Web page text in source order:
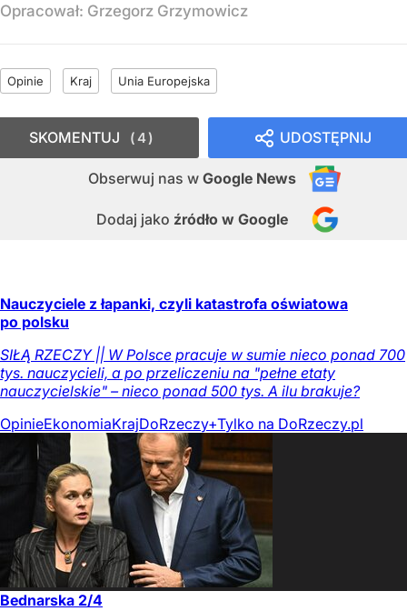
Opracował: Grzegorz Grzymowicz
Opinie Kraj Unia Europejska
UDOSTĘPNIJ
Obserwuj nas w Google News
Dodaj jako źródło w Google
SKOMENTUJ 4
Nauczyciele z łapanki, czyli katastrofa oświatowa
po polsku
SIŁĄ RZECZY || W Polsce pracuje w sumie nieco ponad 700
tys. nauczycieli, a po przeliczeniu na "pełne etaty
nauczycielskie" – nieco ponad 500 tys. A ilu brakuje?
OpinieEkonomiaKrajDoRzeczy+Tylko na DoRzeczy.pl
Bednarska 2/4